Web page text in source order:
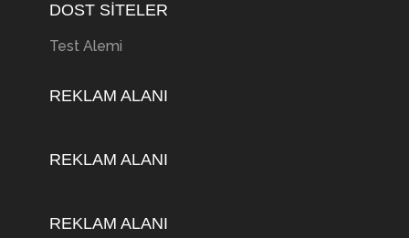
DOST SITELER
Test Alemi
REKLAM ALANI
REKLAM ALANI
REKLAM ALANI